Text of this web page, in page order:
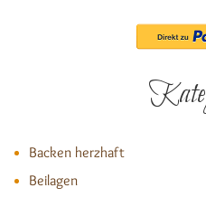
Backen herzhaft
Beilagen